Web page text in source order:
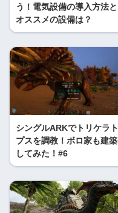
う！電気設備の導入方法と
オススメの設備は？
シングルARKでトリケラト
プスを調教！ボロ家も建築
してみた！#6